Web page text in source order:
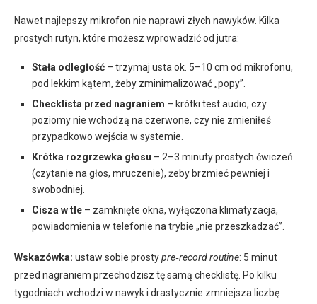
Nawet najlepszy mikrofon nie naprawi złych nawyków. Kilka
prostych rutyn, które możesz wprowadzić od jutra:
Stała odległość – trzymaj usta ok. 5–10 cm od mikrofonu,
pod lekkim kątem, żeby zminimalizować „popy”.
Checklista przed nagraniem – krótki test audio, czy
poziomy nie wchodzą na czerwone, czy nie zmieniłeś
przypadkowo wejścia w systemie.
Krótka rozgrzewka głosu – 2–3 minuty prostych ćwiczeń
(czytanie na głos, mruczenie), żeby brzmieć pewniej i
swobodniej.
Cisza w tle – zamknięte okna, wyłączona klimatyzacja,
powiadomienia w telefonie na trybie „nie przeszkadzać”.
Wskazówka: ustaw sobie prostypre‑record routine: 5 minut
przed nagraniem przechodzisz tę samą checklistę. Po kilku
tygodniach wchodzi w nawyk i drastycznie zmniejsza liczbę